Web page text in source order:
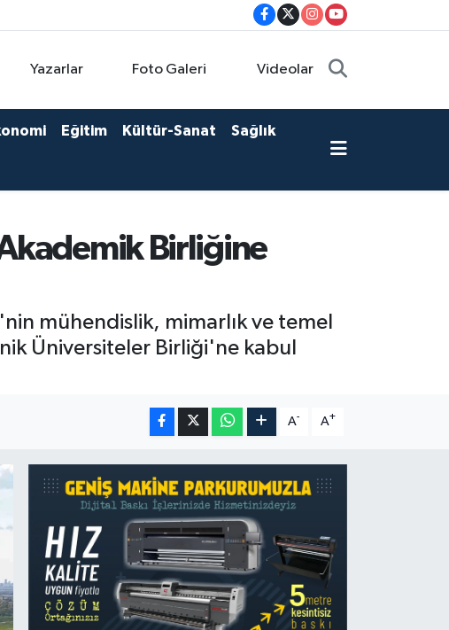
Yazarlar Foto Galeri Videolar
Eğitim Kültür-Sanat Sağlık
Birliğine
mühendislik, mimarlık ve temel
Üniversiteler Birliği'ne kabul
A- A+